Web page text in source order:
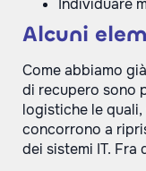
Individuare
Alcuni
Come abbiamo
di recupero sono
logistiche le
concorrono a
dei sistemi IT. Fra